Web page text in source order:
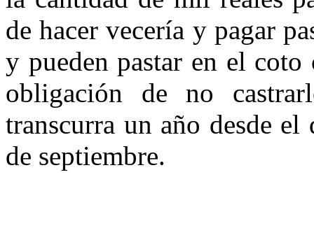
de hacer vecería y pagar
y pueden pastar en el
obligación de no
transcurra un año desde
de septiembre.